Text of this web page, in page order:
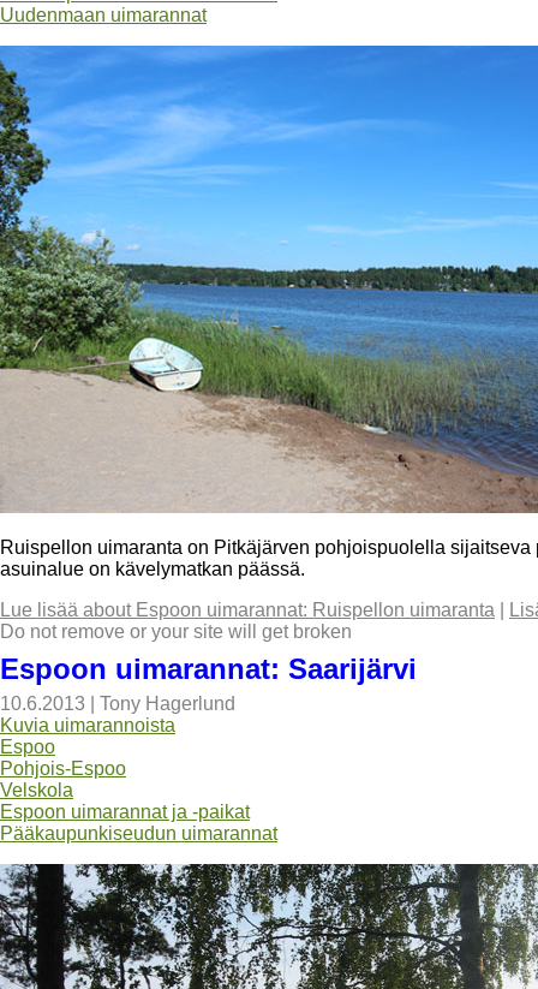
Uudenmaan uimarannat
Ruispellon uimaranta on Pitkäjärven pohjoispuolella
asuinalue on kävelymatkan päässä.
Lue lisää about Espoon uimarannat: Ruispellon uimaranta
Do not remove or your site will get broken
Espoon uimarannat: Saarijärvi
10.6.2013
Tony Hagerlund
Kuvia uimarannoista
Espoo
Pohjois-Espoo
Velskola
Espoon uimarannat ja -paikat
Pääkaupunkiseudun uimarannat